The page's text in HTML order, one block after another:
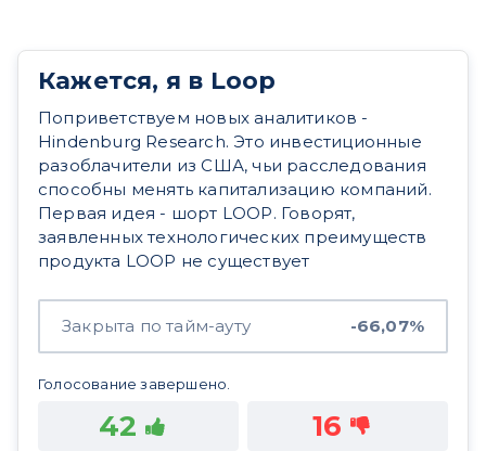
Кажется, я в Loop
Поприветствуем новых аналитиков -
Hindenburg Research. Это инвестиционные
разоблачители из США, чьи расследования
способны менять капитализацию компаний.
Первая идея - шорт LOOP. Говорят,
заявленных технологических преимуществ
продукта LOOP не существует
Закрыта по тайм-ауту -66,07%
Голосование завершено.
42 16